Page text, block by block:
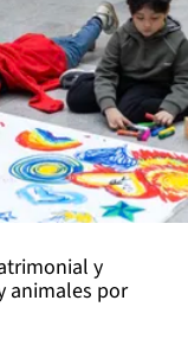
y
animales por